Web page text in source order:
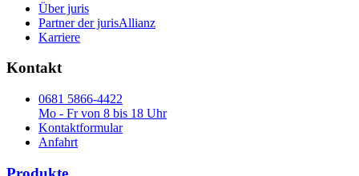
Über juris
Partner der jurisAllianz
Karriere
Kontakt
0681 5866-4422
Mo - Fr von 8 bis 18 Uhr
Kontaktformular
Anfahrt